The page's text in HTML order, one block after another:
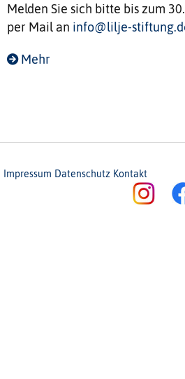
Melden Sie sich bitte bis zum
per Mail an info@lilje-
Mehr
Impressum Datenschutz Kontakt